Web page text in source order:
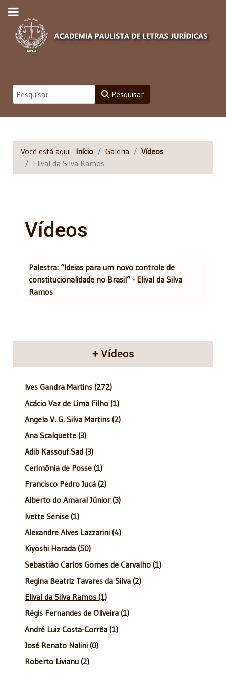
Pesquisar Pesquisar
Você está aqui: Início Galeria
Vídeos
Elival da Silva Ramos
Vídeos
Artigos
Título
Palestra: “Ideias para um novo controle de
constitucionalidade no Brasil” - Elival da Silva
Ramos
+ Vídeos
Ives Gandra Martins (272)
Acácio Vaz de Lima Filho (1)
Angela V. G. Silva Martins (2)
Ana Scalquette (3)
Adib Kassouf Sad (3)
Cerimônia de Posse (1)
Francisco Pedro Jucá (2)
Alberto do Amaral Júnior (3)
Ivette Senise (1)
Alexandre Alves Lazzarini (4)
Kiyoshi Harada (50)
Sebastião Carlos Gomes de Carvalho (1)
Regina Beatriz Tavares da Silva (2)
Elival da Silva Ramos (1)
Régis Fernandes de Oliveira (1)
André Luiz Costa-Corrêa (1)
José Renato Nalini (0)
Roberto Livianu (2)